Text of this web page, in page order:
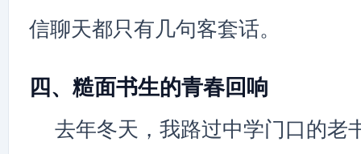
信聊天都只有几句客套话。
四、糙面书生的青春回响
去年冬天，我路过中学门口的老